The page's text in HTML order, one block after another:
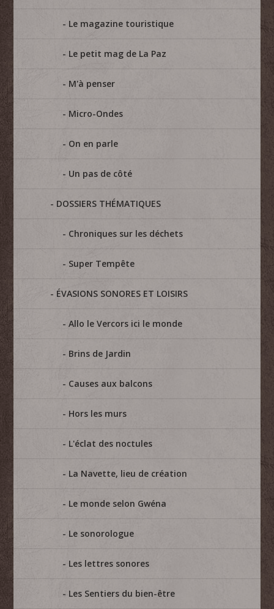
Le magazine touristique
Le petit mag de La Paz
M'à penser
Micro-Ondes
On en parle
Un pas de côté
DOSSIERS THÉMATIQUES
Chroniques sur les déchets
Super Tempête
ÉVASIONS SONORES ET LOISIRS
Allo le Vercors ici le monde
Brins de Jardin
Causes aux balcons
Hors les murs
L'éclat des noctules
La Navette, lieu de création
Le monde selon Gwéna
Le sonorologue
Les lettres sonores
Les Sentiers du bien-être